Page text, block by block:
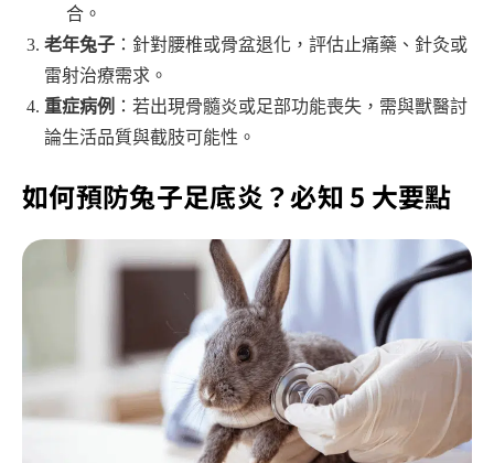
合。
老年兔子 ：針對腰椎或骨盆退化，評估止痛藥、針灸或
雷射治療需求。
重症病例 ：若出現骨髓炎或足部功能喪失，需與獸醫討
論生活品質與截肢可能性。
如何預防兔子足底炎？必知 5 大要點